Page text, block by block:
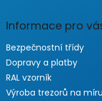
Informace pro
Bezpečnostní třídy
Dopravy a platby
RAL vzorník
Výroba trezorů na míru